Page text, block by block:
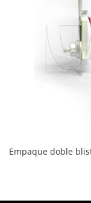
Empaque doble